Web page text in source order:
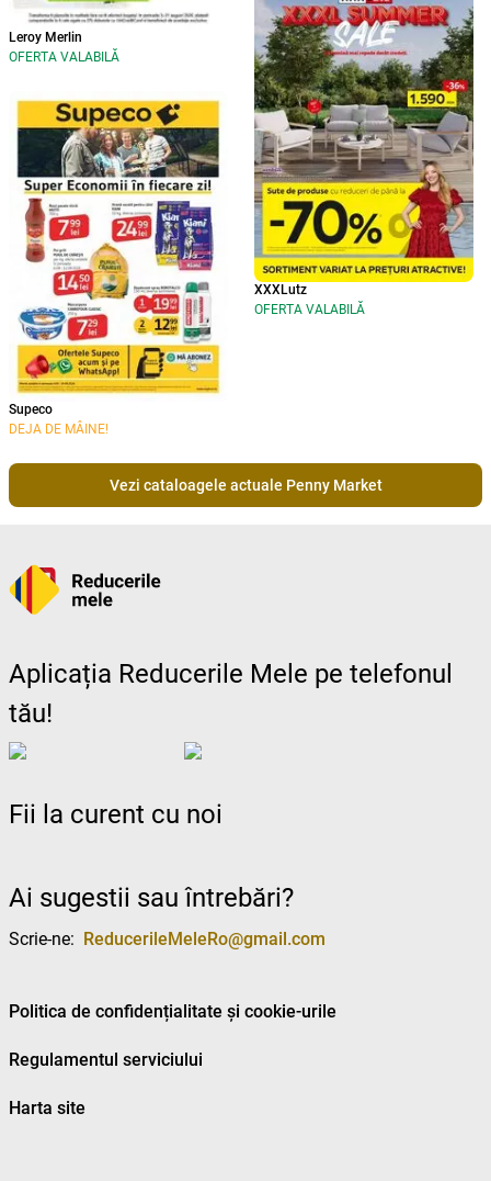
Leroy Merlin
OFERTA VALABILĂ
Supeco
DEJA DE MÂINE!
XXXLutz
OFERTA VALABILĂ
Vezi cataloagele actuale Penny Market
Aplicația Reducerile Mele pe telefonul
tău!
Fii la curent cu noi
Ai sugestii sau întrebări?
Scrie-ne: ReducerileMeleRo@gmail.com
Politica de confidențialitate și cookie-urile
Regulamentul serviciului
Harta site